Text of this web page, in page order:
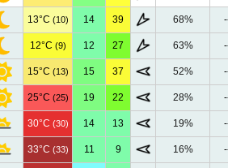
13°C (10) 14 39 68%
12°C (9) 12 27 63%
15°C (13) 15 37 52%
25°C (25) 19 22 28%
30°C (30) 14 13 19%
33°C (33) 11 9 16%